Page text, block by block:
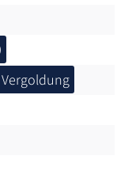
Vergoldung